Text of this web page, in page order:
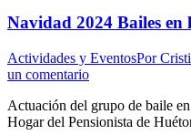
Navidad 2024 Bailes en
Actividades y EventosPor
un comentario
Actuación del grupo de baile
Hogar del Pensionista de